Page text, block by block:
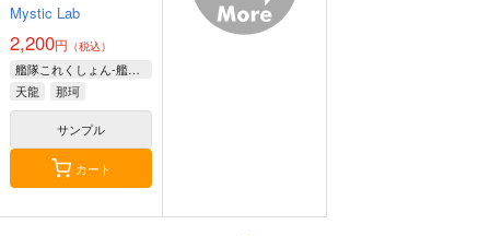
Mystic Lab
2,200円 （税込）
艦隊これくしょん-艦これ-
天龍
那珂
サンプル
カート